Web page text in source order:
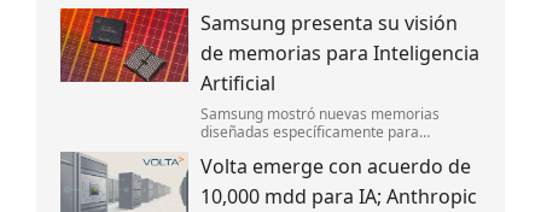
perspectivas financieras para el año.
Samsung presenta su visión
de memorias para Inteligencia
Artificial
Samsung mostró nuevas memorias
diseñadas específicamente para
la eficiencia energética.
Volta emerge con acuerdo de
10,000 mdd para IA; Anthropic